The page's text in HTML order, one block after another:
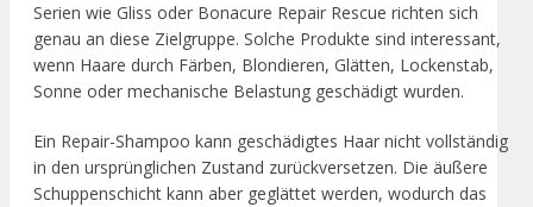
Serien wie Gliss oder Bonacure Repair Rescue richten sich
genau an diese Zielgruppe. Solche Produkte sind interessant,
wenn Haare durch Färben, Blondieren, Glätten, Lockenstab,
Sonne oder mechanische Belastung geschädigt wurden.
Ein Repair-Shampoo kann geschädigtes Haar nicht vollständig
in den ursprünglichen Zustand zurückversetzen. Die äußere
Schuppenschicht kann aber geglättet werden, wodurch das